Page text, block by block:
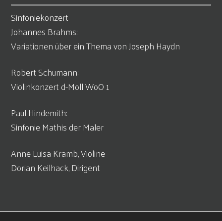
Sinfoniekonzert
Johannes Brahms:
Variationen über ein Thema von Joseph Haydn
Robert Schumann:
Violinkonzert d-Moll WoO 1
Paul Hindemith:
Sinfonie Mathis der Maler
Anne Luisa Kramb, Violine
Dorian Keilhack, Dirigent